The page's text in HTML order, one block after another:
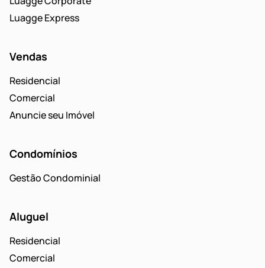
Luagge Express
Vendas
Residencial
Comercial
Anuncie seu Imóvel
Condomínios
Gestão Condominial
Aluguel
Residencial
Comercial